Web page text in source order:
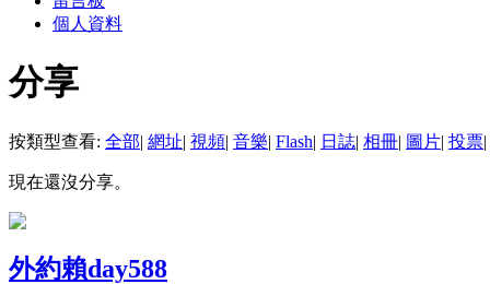
個人資料
分享
按類型查看: 全部| 網址| 視頻| 音樂| Flash| 日誌| 相冊| 圖片| 投票|
現在還沒分享。
外約賴day588